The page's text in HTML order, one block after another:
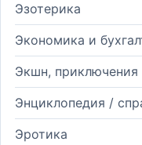
Эзотерика
Экономика и
Экшн, приключения
Энциклопедия /
Эротика